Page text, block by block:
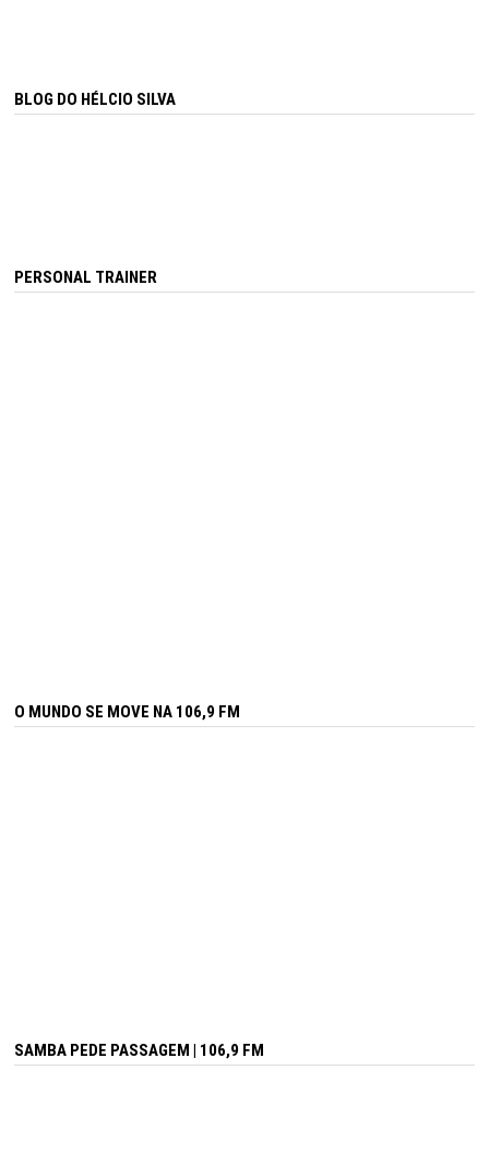
BLOG DO HÉLCIO SILVA
PERSONAL TRAINER
O MUNDO SE MOVE NA 106,9 FM
SAMBA PEDE PASSAGEM | 106,9 FM